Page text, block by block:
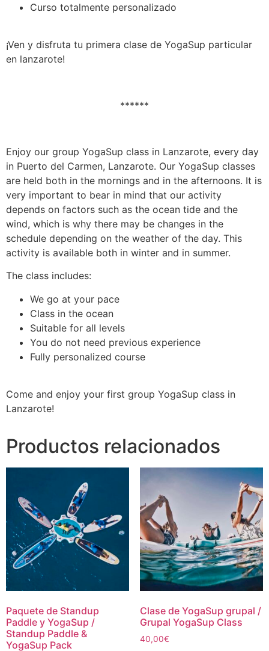
Curso totalmente personalizado
¡Ven y disfruta tu primera clase de YogaSup particular
en lanzarote!
******
Enjoy our group YogaSup class in Lanzarote, every day
in Puerto del Carmen, Lanzarote. Our YogaSup classes
are held both in the mornings and in the afternoons. It is
very important to bear in mind that our activity
depends on factors such as the ocean tide and the
wind, which is why there may be changes in the
schedule depending on the weather of the day. This
activity is available both in winter and in summer.
The class includes:
We go at your pace
Class in the ocean
Suitable for all levels
You do not need previous experience
Fully personalized course
Come and enjoy your first group YogaSup class in
Lanzarote!
Productos relacionados
Paquete de Standup
Paddle y YogaSup /
Standup Paddle &
YogaSup Pack
Clase de YogaSup grupal /
Grupal YogaSup Class
40,00€